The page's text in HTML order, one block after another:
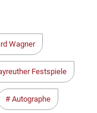
Wagner
Festspiele
Autographe